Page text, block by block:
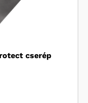
cserép